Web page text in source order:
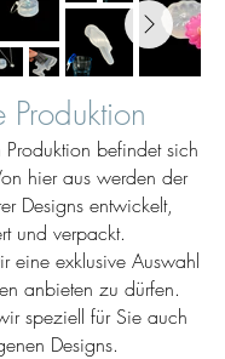
Produktion
Produktion befindet sich
hier aus werden der
Designs entwickelt,
und verpackt.
eine exklusive Auswahl
anbieten zu dürfen.
speziell für Sie auch
Designs.